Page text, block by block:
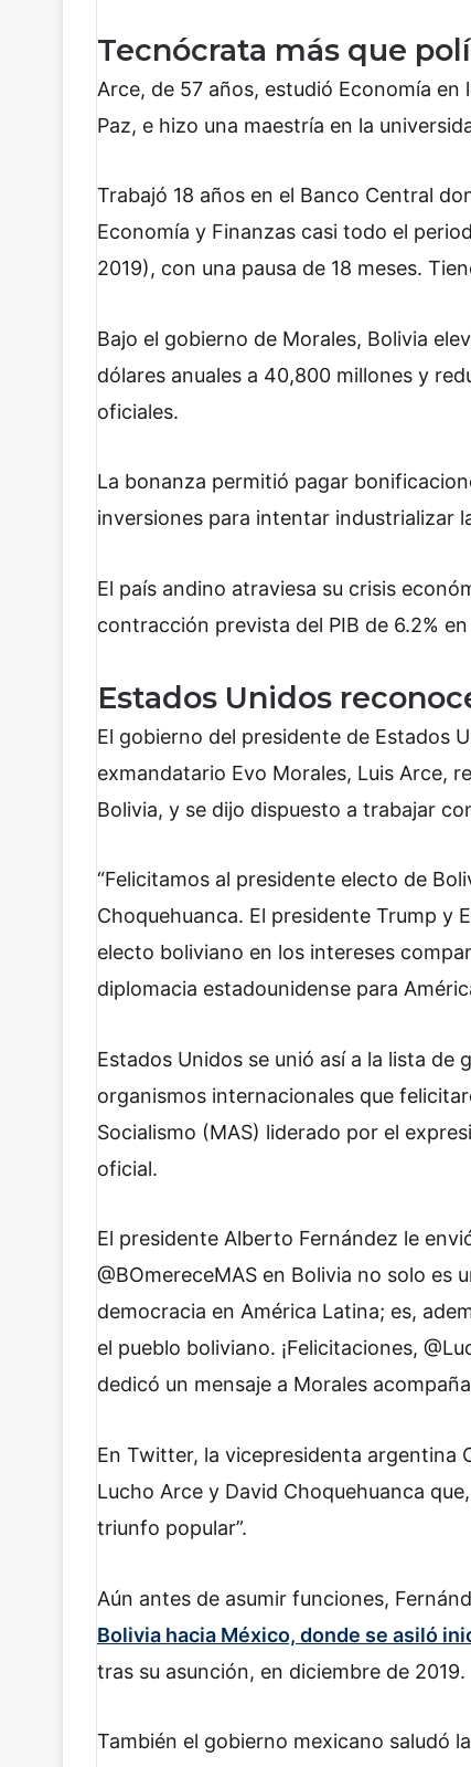
Tecnócrata más que
Arce, de 57 años, estudió Economía
Paz, e hizo una maestría en la
Trabajó 18 años en el Banco Central
Economía y Finanzas casi todo el
2019), con una pausa de 18 meses.
Bajo el gobierno de Morales, Bolivia
dólares anuales a 40,800 millones y
oficiales.
La bonanza permitió pagar
inversiones para intentar industrializar
El país andino atraviesa su crisis
contracción prevista del PIB de 6.2%
Estados Unidos
El gobierno del presidente de Estados
exmandatario Evo Morales, Luis Arce,
Bolivia, y se dijo dispuesto a trabajar
“Felicitamos al presidente electo de
Choquehuanca. El presidente Trump y
electo boliviano en los intereses
diplomacia estadounidense para
Estados Unidos se unió así a la lista
organismos internacionales que
Socialismo (MAS) liderado por el
oficial.
El presidente Alberto Fernández le
@BOmereceMAS en Bolivia no solo es
democracia en América Latina; es,
el pueblo boliviano. ¡Felicitaciones,
dedicó un mensaje a Morales
En Twitter, la vicepresidenta argentina
Lucho Arce y David Choquehuanca
triunfo popular”.
Aún antes de asumir funciones,
Bolivia hacia México, donde se asiló
tras su asunción, en diciembre de 2019.
También el gobierno mexicano saludó